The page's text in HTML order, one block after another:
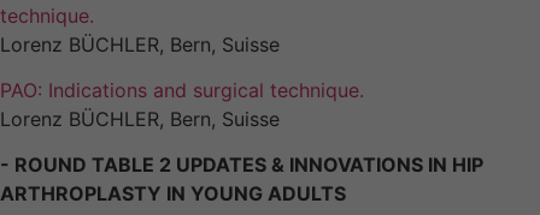
technique.
Lorenz BÜCHLER, Bern, Suisse
PAO: Indications and surgical technique.
Lorenz BÜCHLER, Bern, Suisse
- ROUND TABLE 2 UPDATES & INNOVATIONS IN HIP
ARTHROPLASTY IN YOUNG ADULTS